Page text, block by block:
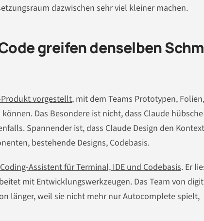
dazwischen sehr viel kleiner machen.
greifen denselben
vorgestellt, mit dem Teams Prototypen,
Das Besondere ist nicht, dass Claude hübsche
Spannender ist, dass Claude Design den
bestehende Designs, Codebasis.
Assistent für Terminal, IDE und Codebasis. Er
mit Entwicklungswerkzeugen. Das Team von
länger, weil sie nicht mehr nur Autocomplete spielt,